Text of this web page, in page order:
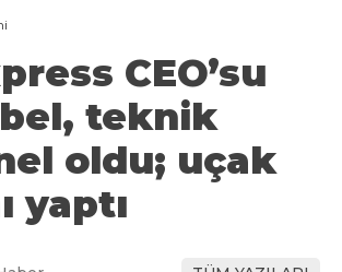
CEO’su
teknik
oldu; uçak
yaptı